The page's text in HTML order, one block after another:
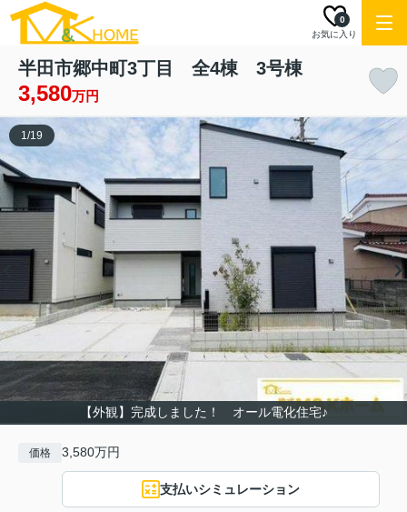
お気に入り
0
半田市郷中町3丁目 全4棟 3号棟
3,580万円
【外観】完成しました！ オール電化住宅♪
1/19
価格 3,580万円
支払いシミュレーション